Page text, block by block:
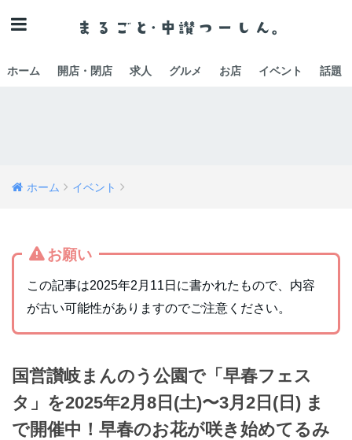
ホーム 開店・閉店 求人 グルメ お店 イベント 話題
ホーム イベント
お願い
この記事は2025年2月11日に書かれたもので、内容
が古い可能性がありますのでご注意ください。
国営讃岐まんのう公園で「早春フェス
タ」を2025年2月8日(土)〜3月2日(日) ま
で開催中！早春のお花が咲き始めてるみ